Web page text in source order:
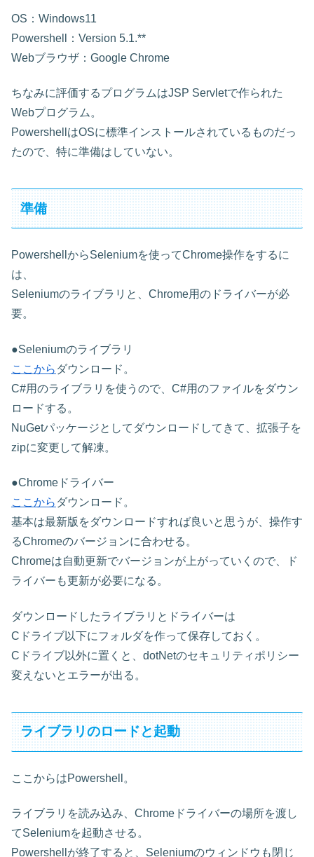
OS：Windows11
Powershell：Version 5.1.**
Webブラウザ：Google Chrome
ちなみに評価するプログラムはJSP Servletで作られた
Webプログラム。
PowershellはOSに標準インストールされているものだっ
たので、特に準備はしていない。
準備
PowershellからSeleniumを使ってChrome操作をするに
は、
Seleniumのライブラリと、Chrome用のドライバーが必
要。
●Seleniumのライブラリ
ここから ダウンロード。
C#用のライブラリを使うので、C#用のファイルをダウン
ロードする。
NuGetパッケージとしてダウンロードしてきて、拡張子を
zipに変更して解凍。
●Chromeドライバー
ここから ダウンロード。
基本は最新版をダウンロードすれば良いと思うが、操作す
るChromeのバージョンに合わせる。
Chromeは自動更新でバージョンが上がっていくので、ド
ライバーも更新が必要になる。
ダウンロードしたライブラリとドライバーは
Cドライブ以下にフォルダを作って保存しておく。
Cドライブ以外に置くと、dotNetのセキュリティポリシー
変えないとエラーが出る。
ライブラリのロードと起動
ここからはPowershell。
ライブラリを読み込み、Chromeドライバーの場所を渡し
てSeleniumを起動させる。
Powershellが終了すると、Seleniumのウィンドウも閉じ